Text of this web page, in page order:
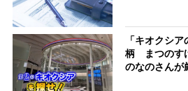
「キオクシ
柄 まつのす
のなのさんが